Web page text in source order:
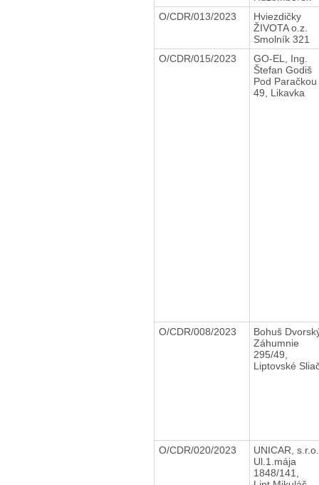
O/CDR/013/2023
Hviezdičky
ŽIVOTA o.z.
Smolník 321
O/CDR/015/2023
GO-EL, Ing.
Štefan Godiš
Pod Paračkou
49, Likavka
O/CDR/008/2023
Bohuš
Záhumnie
295/49,
Liptovské
O/CDR/020/2023
UNICAR,
Ul.1.mája
1848/141,